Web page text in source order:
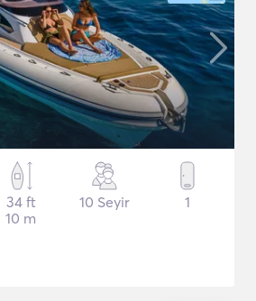
34 ft
10 m
10 Seyir 1